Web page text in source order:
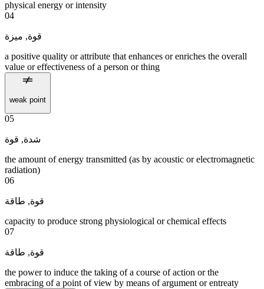
physical energy or intensity
04
قوة, ميزة
a positive quality or attribute that enhances or enriches the overall
value or effectiveness of a person or thing
weak point
05
شدة, قوة
the amount of energy transmitted (as by acoustic or electromagnetic
radiation)
06
قوة, طاقة
capacity to produce strong physiological or chemical effects
07
قوة, طاقة
the power to induce the taking of a course of action or the
embracing of a point of view by means of argument or entreaty